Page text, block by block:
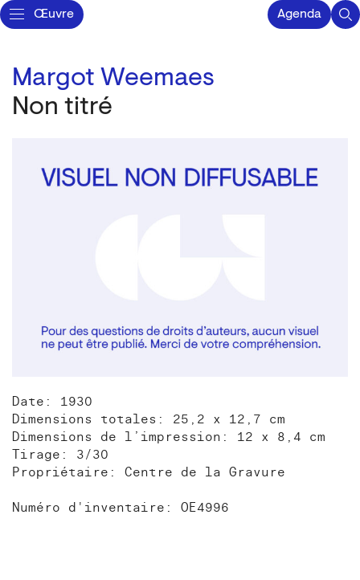
Œuvre Agenda
Margot Weemaes
Non titré
Date: 1930
Dimensions totales: 25,2 x 12,7 cm
Dimensions de l’impression: 12 x 8,4 cm
Tirage: 3/30
Propriétaire: Centre de la Gravure
Numéro d'inventaire: OE4996